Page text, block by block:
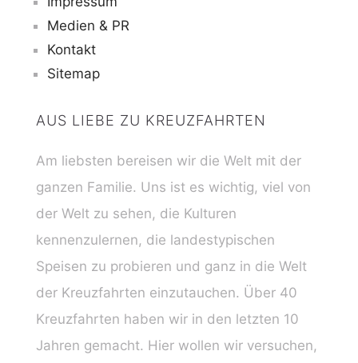
Medien & PR
Kontakt
Sitemap
AUS LIEBE ZU KREUZFAHRTEN
Am liebsten bereisen wir die Welt mit der
ganzen Familie. Uns ist es wichtig, viel von
der Welt zu sehen, die Kulturen
kennenzulernen, die landestypischen
Speisen zu probieren und ganz in die Welt
der Kreuzfahrten einzutauchen. Über 40
Kreuzfahrten haben wir in den letzten 10
Jahren gemacht. Hier wollen wir versuchen,